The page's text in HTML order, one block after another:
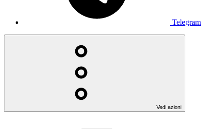
Telegram
Vedi azioni